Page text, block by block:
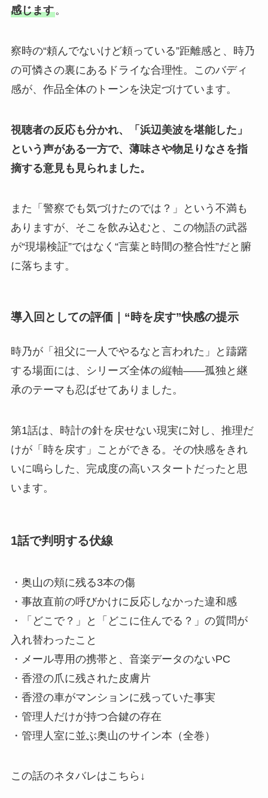
感じます。
察時の“頼んでないけど頼っている”距離感と、時乃
の可憐さの裏にあるドライな合理性。このバディ
感が、作品全体のトーンを決定づけています。
視聴者の反応も分かれ、「浜辺美波を堪能した」
という声がある一方で、薄味さや物足りなさを指
摘する意見も見られました。
また「警察でも気づけたのでは？」という不満も
ありますが、そこを飲み込むと、この物語の武器
が“現場検証”ではなく“言葉と時間の整合性”だと腑
に落ちます。
導入回としての評価｜“時を戻す”快感の提示
時乃が「祖父に一人でやるなと言われた」と躊躇
する場面には、シリーズ全体の縦軸――孤独と継
承のテーマも忍ばせてありました。
第1話は、時計の針を戻せない現実に対し、推理だ
けが「時を戻す」ことができる。その快感をきれ
いに鳴らした、完成度の高いスタートだったと思
います。
1話で判明する伏線
・奥山の頬に残る3本の傷
・事故直前の呼びかけに反応しなかった違和感
・「どこで？」と「どこに住んでる？」の質問が
入れ替わったこと
・メール専用の携帯と、音楽データのないPC
・香澄の爪に残された皮膚片
・香澄の車がマンションに残っていた事実
・管理人だけが持つ合鍵の存在
・管理人室に並ぶ奥山のサイン本（全巻）
この話のネタバレはこちら↓